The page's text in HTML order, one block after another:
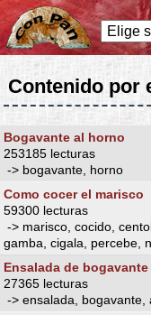
Contenido por
Bogavante al horno
253185 lecturas
-> bogavante, horno
Como cocer el marisco
59300 lecturas
-> marisco, cocido,
gamba, cigala, percebe,
Ensalada de
27365 lecturas
-> ensalada, bogavante,